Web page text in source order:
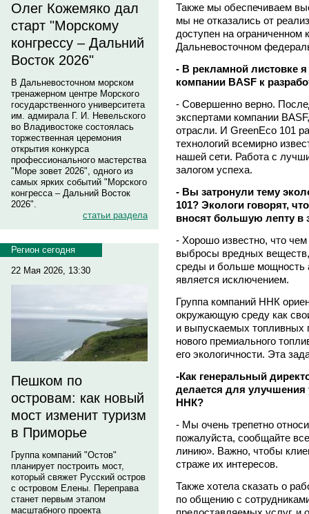
Олег Кожемяко дал
старт "Морскому
конгрессу – Дальний
Восток 2026"
В Дальневосточном морском
тренажерном центре Морского
государственного университета
им. адмирала Г. И. Невельского
во Владивостоке состоялась
торжественная церемония
открытия конкурса
профессионального мастерства
"Море зовет 2026", одного из
самых ярких событий "Морского
конгресса – Дальний Восток
2026".
статьи раздела
Регион сегодня
22 Мая 2026, 13:30
Пешком по
островам: как новый
мост изменит туризм
в Приморье
Группа компаний "Остов"
планирует построить мост,
который свяжет Русский остров
с островом Елены. Переправа
станет первым этапом
масштабного проекта
Также мы обеспечиваем
мы не отказались от
доступен на ограниченном
Дальневосточном
- В рекламной листовке
компании BASF к
- Совершенно верно.
экспертами компании
отрасли. И GreenEco 101
технологий всемирно
нашей сети. Работа с
залогом успеха.
- Вы затронули тему
101? Экологи говорят,
вносят большую лепту в
- Хорошо известно, что
выбросы вредных
среды и больше мощность
является исключением.
Группа компаний ННК
окружающую среду как
и выпускаемых топливных
нового премиального
его экологичности. Эта
-Как генеральный
делается для улучшения
ННК?
- Мы очень трепетно
пожалуйста, сообщайте
линию». Важно, чтобы
страже их интересов.
Также хотела сказать о
по общению с